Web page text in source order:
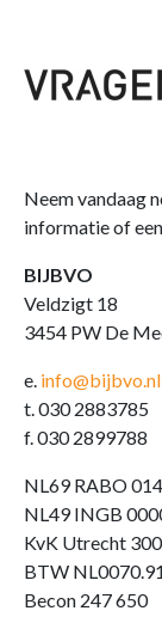
Neem vandaag
informatie of
BIJBVO
Veldzigt 18
3454 PW De
e. info@bijbvo.nl
t. 030 2883785
f. 030 2899788
NL69 RABO
NL49 INGB
KvK Utrecht
BTW
Becon 247 650